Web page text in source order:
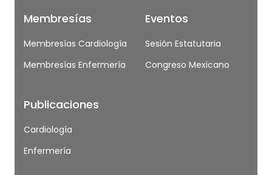
Membresías
Membresías Cardiología
Membresías Enfermería
Publicaciones
Cardiología
Enfermería
Eventos
Sesión Estatutaria
Congreso Mexicano